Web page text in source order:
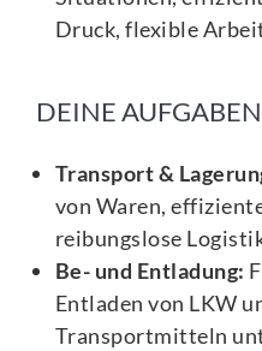
Druck, flexible
DEINE
Transport &
von Waren,
reibungslose
Be- und Entladung:
Entladen von LKW
Transportmitteln